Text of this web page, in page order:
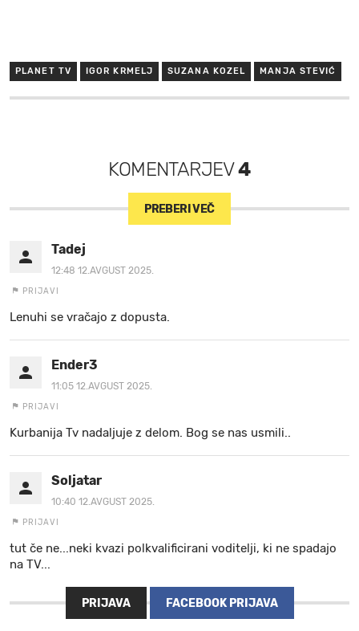
PLANET TV IGOR KRMELJ SUZANA KOZEL MANJA STEVIĆ
KOMENTARJEV4
PREBERI VEČ
Tadej
12:48 12.AVGUST 2025.
PRIJAVI
Lenuhi se vračajo z dopusta.
Ender3
11:05 12.AVGUST 2025.
PRIJAVI
Kurbanija Tv nadaljuje z delom. Bog se nas usmili..
Soljatar
10:40 12.AVGUST 2025.
PRIJAVI
tut če ne...neki kvazi polkvalificirani voditelji, ki ne spadajo
na TV...
PRIJAVA FACEBOOK PRIJAVA